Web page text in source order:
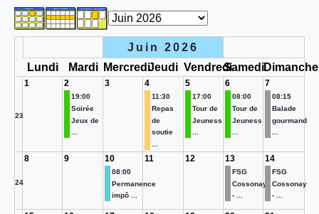
Juin 2026
Lundi
Mardi MercrediJeudi VendrediSamediDimanche
23
1 2
19:00
Soirée
Jeux de
...
3 4
11:30
Repas
de
soutie
5
17:00
Tour de
Jeuness
...
6
08:00
Tour de
Jeuness
...
7
08:15
Balade
gourmand
...
24
8 9 10
08:00
Permanence
impô ...
11 12 13
FSG
Cossonay
- ...
14
FSG
Cossonay
- ...